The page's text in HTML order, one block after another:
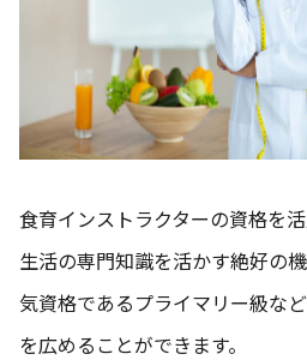
食育インストラクターの資格を
生活の専門知識を活かす絶好の
気資格であるプライマリー級な
を広めることができます。